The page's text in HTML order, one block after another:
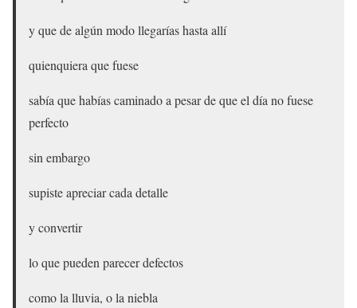
y que de algún modo llegarías hasta allí
quienquiera que fuese
sabía que habías caminado a pesar de que el día no fuese
perfecto
sin embargo
supiste apreciar cada detalle
y convertir
lo que pueden parecer defectos
como la lluvia, o la niebla